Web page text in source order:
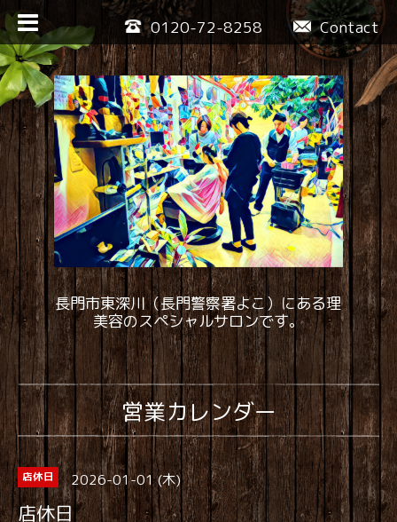
Contact
0120-72-8258
長門市東深川（長門警察署よこ）にある理
美容のスペシャルサロンです。
営業カレンダー
店休日 2026-01-01 (木)
店休日